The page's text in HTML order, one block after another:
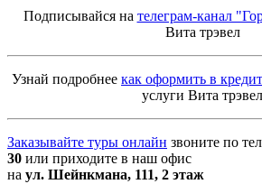
Подписывайся на телеграм-канал
Вита трэвел
Узнай подробнее как оформить в кредит
услуги Вита трэвел
Заказывайте туры онлайн звоните по
30 или приходите в наш офис
на ул. Шейнкмана, 111, 2 этаж